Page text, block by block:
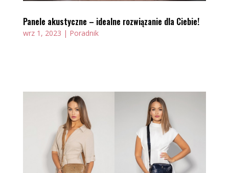
Panele akustyczne – idealne rozwiązanie dla Ciebie!
wrz 1, 2023 | Poradnik